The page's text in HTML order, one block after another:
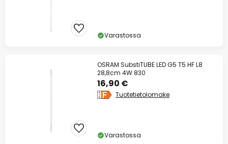
Varastossa
OSRAM SubstiTUBE LED G5 T5 HF L8
28,8cm 4W 830
16,90 €
Tuotetietolomake
Varastossa